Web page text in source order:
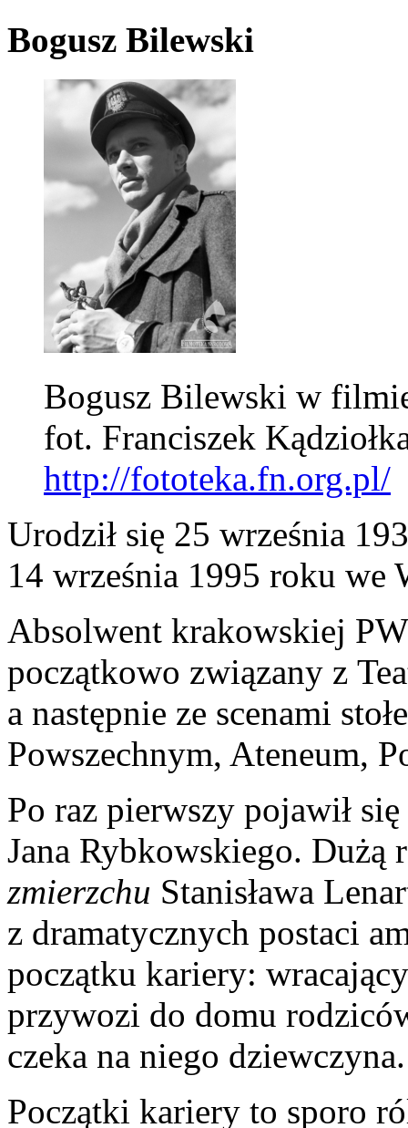
Bogusz Bilewski
Bogusz Bilewski w
fot. Franciszek
http://fototeka.fn.org.pl/
Urodził się 25 września
14 września 1995 roku we
Absolwent krakowskiej
początkowo związany z
a następnie ze scenami
Powszechnym, Ateneum,
Po raz pierwszy pojawił
Jana Rybkowskiego. Dużą
zmierzchu Stanisława
z dramatycznych postaci
początku kariery:
przywozi do domu
czeka na niego dziewczyna.
Początki kariery to sporo